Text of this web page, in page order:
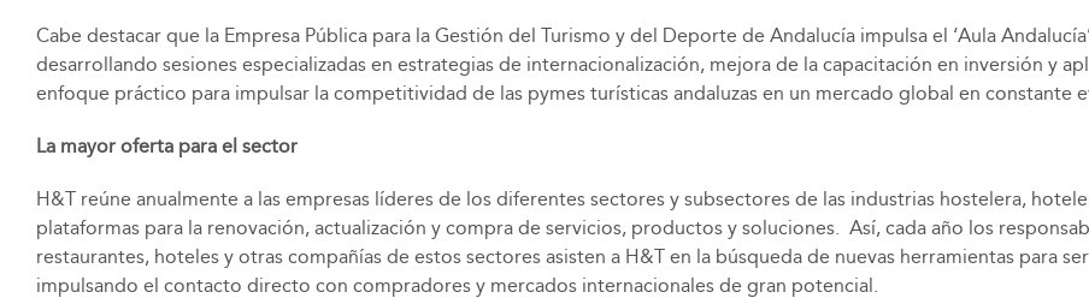
Cabe destacar que la Empresa Pública para la Gestión del Turismo y del Deporte de Andalucía impulsa el ‘Aula
desarrollando sesiones especializadas en estrategias de internacionalización, mejora de la capacitación en inversión y
enfoque práctico para impulsar la competitividad de las pymes turísticas andaluzas en un mercado global en constante
La mayor oferta para el sector
H&T reúne anualmente a las empresas líderes de los diferentes sectores y subsectores de las industrias hostelera,
plataformas para la renovación, actualización y compra de servicios, productos y soluciones. Así, cada año los
restaurantes, hoteles y otras compañías de estos sectores asisten a H&T en la búsqueda de nuevas herramientas para
impulsando el contacto directo con compradores y mercados internacionales de gran potencial.